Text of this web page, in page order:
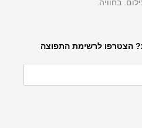
הצטרפו לרשימת התפוצה
בחוויה.